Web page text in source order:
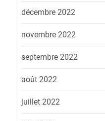
décembre 2022
novembre 2022
septembre 2022
août 2022
juillet 2022